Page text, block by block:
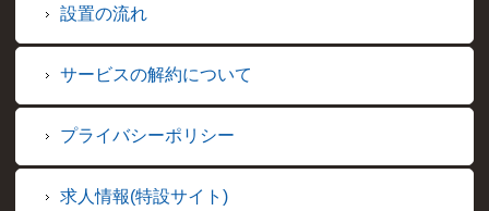
設置の流れ
サービスの解約について
プライバシーポリシー
求人情報(特設サイト)